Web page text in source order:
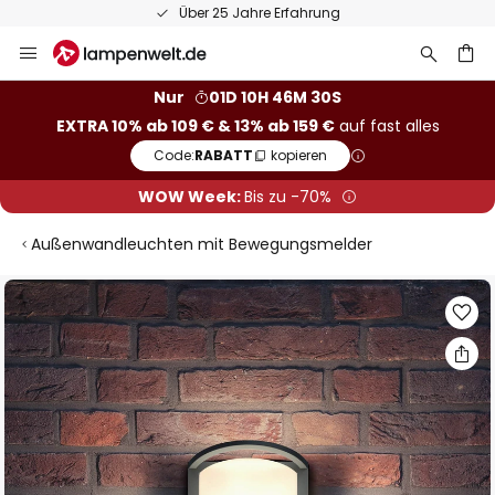
Über 25 Jahre Erfahrung
Inhalt
Nur
01D 10H 46M 30S
EXTRA 10% ab 109 € & 13% ab 159 €auf fast alles
Code:RABATT kopieren
WOW Week:Bis zu -70%
Außenwandleuchten mit Bewegungsmelder
Zum
Ende
der
Bildgalerie
springen